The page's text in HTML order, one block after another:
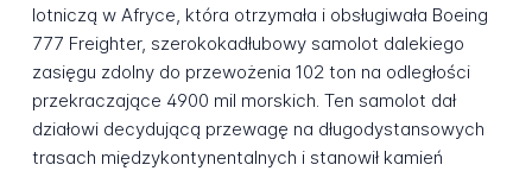
lotniczą w Afryce, która otrzymała i obsługiwała Boeing
777 Freighter, szerokokadłubowy samolot dalekiego
zasięgu zdolny do przewożenia 102 ton na odległości
przekraczające 4900 mil morskich. Ten samolot dał
działowi decydującą przewagę na długodystansowych
trasach międzykontynentalnych i stanowił kamień